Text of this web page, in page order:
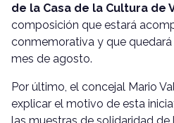
de la Casa de la Cultura de
composición que estará
conmemorativa y que
mes de agosto.
Por último, el concejal Mario
explicar el motivo de esta